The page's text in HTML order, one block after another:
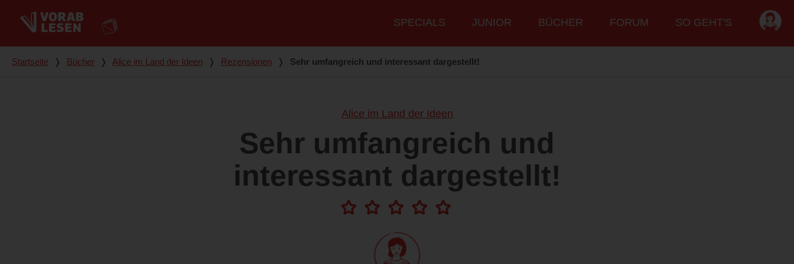
Hauptmenü
SPECIALS JUNIOR BÜCHER FORUM SO GEHT'S
Du bist hier
Startseite ❭ Bücher ❭ Alice im Land der Ideen ❭ Rezensionen ❭ Sehr umfangreich und interessant dargestellt!
Alice im Land der Ideen
Sehr umfangreich und
interessant dargestellt!